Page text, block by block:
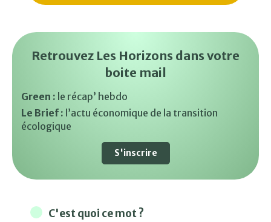
Retrouvez Les Horizons dans votre
boite mail
Green : le récap’ hebdo
Le Brief : l’actu économique de la transition
écologique
S'inscrire
C'est quoi ce mot ?